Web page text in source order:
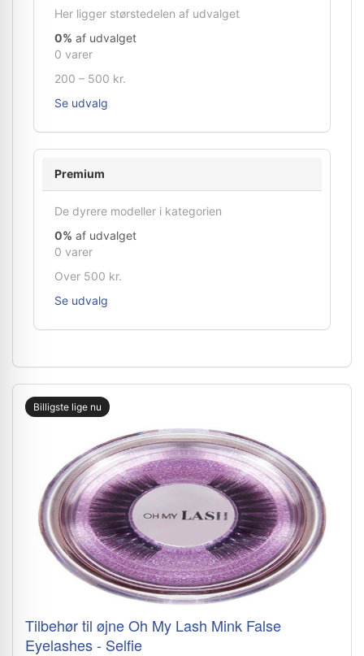
Her ligger størstedelen af udvalget
0% af udvalget
0 varer
200 – 500 kr.
Se udvalg
Premium
De dyrere modeller i kategorien
0% af udvalget
0 varer
Over 500 kr.
Se udvalg
Billigste lige nu
Tilbehør til øjne Oh My Lash Mink False
Eyelashes - Selfie